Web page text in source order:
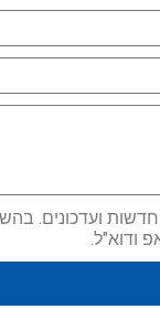
ועדכונים.
ודוא"ל.